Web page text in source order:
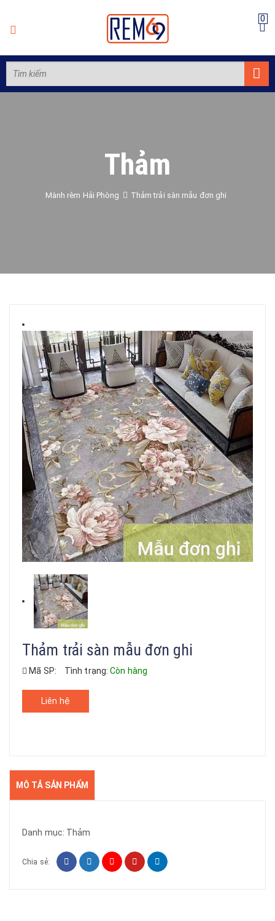
0
Thảm
Mành rèm Hải Phòng Thảm trải sàn mẫu đơn ghi
Thảm trải sàn mẫu đơn ghi
Mã SP: Tình trạng:Còn hàng
Liên hệ
MÔ TẢ SẢN PHẨM
Danh mục: Thảm
Chia sẻ: